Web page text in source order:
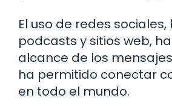
El uso de redes sociales,
podcasts y sitios web,
alcance de los
ha permitido conectar
en todo el mundo.